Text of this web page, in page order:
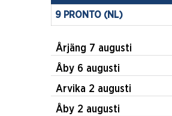
9 PRONTO (NL)
Årjäng 7 augusti
Åby 6 augusti
Arvika 2 augusti
Åby 2 augusti